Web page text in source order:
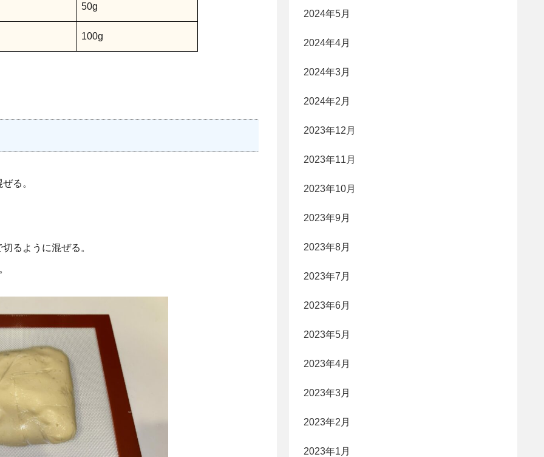
50g
100g
る。
るように混ぜる。
2024年5月
2024年4月
2024年3月
2024年2月
2023年12月
2023年11月
2023年10月
2023年9月
2023年8月
2023年7月
2023年6月
2023年5月
2023年4月
2023年3月
2023年2月
2023年1月